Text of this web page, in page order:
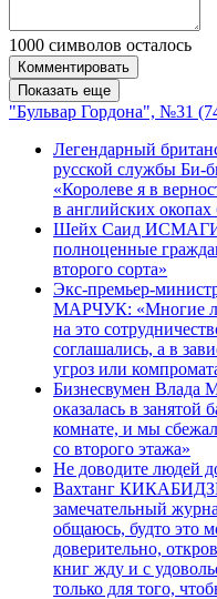
1000 символов осталось
Комментировать
Показать еще
"Бульвар Гордона", №31
Легендарный
русской службы
«Королеве я в
в английских окопах
Шейх Саид
полноценные
второго сорта»
Экс-премьер-
МАРЧУК: «Многие
на это
соглашались, а в
угроз или
Бизнесвумен
оказалась в занятой
комнате, и мы
со второго этажа»
Не доводите людей
Вахтанг
замечательный
общаюсь, будто это
доверительно,
книг жду и с
только для того,